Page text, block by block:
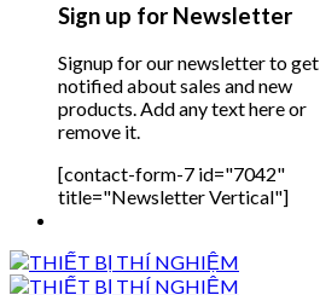
Sign up for Newsletter
Signup for our newsletter to get
notified about sales and new
products. Add any text here or
remove it.
[contact-form-7 id="7042"
title="Newsletter Vertical"]